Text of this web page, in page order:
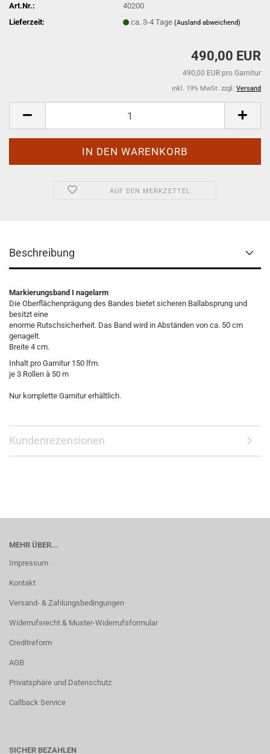
Art.Nr.:
40200
Lieferzeit:
ca. 3-4 Tage(Ausland abweichend)
490,00 EUR
490,00 EUR pro Garnitur
inkl. 19% MwSt. zzgl. Versand
AUF DEN MERKZETTEL
Beschreibung
Markierungsband I nagelarm
Die Oberflächenprägung des Bandes bietet sicheren Ballabsprung und
besitzt eine
enorme Rutschsicherheit. Das Band wird in Abständen von ca. 50 cm
genagelt.
Breite 4 cm.
Inhalt pro Garnitur 150 lfm.
je 3 Rollen à 50 m
Nur komplette Garnitur erhältlich.
Kundenrezensionen
MEHR ÜBER...
Impressum
Kontakt
Versand- & Zahlungsbedingungen
Widerrufsrecht & Muster-Widerrufsformular
Creditreform
AGB
Privatsphäre und Datenschutz
Callback Service
SICHER BEZAHLEN